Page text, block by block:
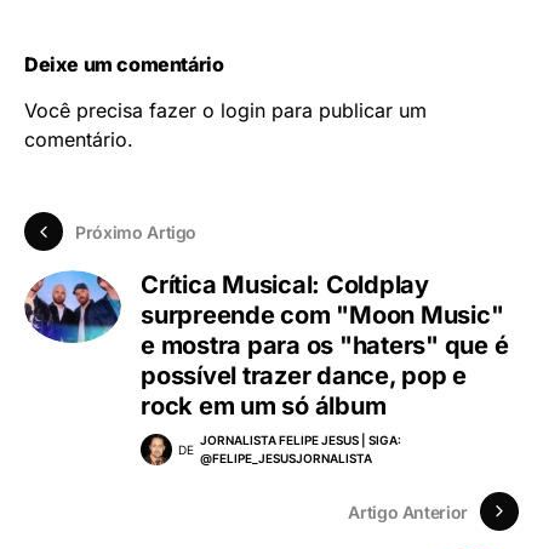
Deixe um comentário
Você precisa fazer o login para publicar um
comentário.
Próximo Artigo
Crítica Musical: Coldplay
surpreende com "Moon Music"
e mostra para os "haters" que é
possível trazer dance, pop e
rock em um só álbum
DE
JORNALISTA FELIPE JESUS | SIGA:
@FELIPE_JESUSJORNALISTA
Artigo Anterior